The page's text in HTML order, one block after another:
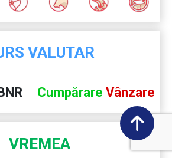
VALUTAR
Cumpărare Vânzare
VREMEA